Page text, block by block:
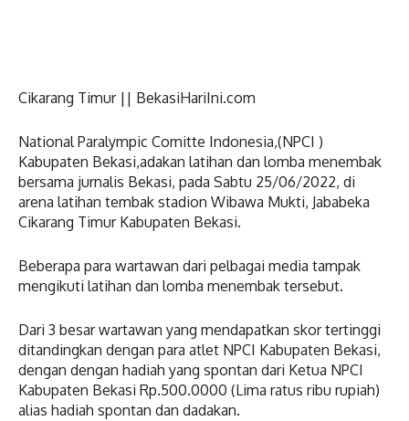
Cikarang Timur || BekasiHariIni.com
National Paralympic Comitte Indonesia,(NPCI )
Kabupaten Bekasi,adakan latihan dan lomba menembak
bersama jurnalis Bekasi, pada Sabtu 25/06/2022, di
arena latihan tembak stadion Wibawa Mukti, Jababeka
Cikarang Timur Kabupaten Bekasi.
Beberapa para wartawan dari pelbagai media tampak
mengikuti latihan dan lomba menembak tersebut.
Dari 3 besar wartawan yang mendapatkan skor tertinggi
ditandingkan dengan para atlet NPCI Kabupaten Bekasi,
dengan dengan hadiah yang spontan dari Ketua NPCI
Kabupaten Bekasi Rp.500.0000 (Lima ratus ribu rupiah)
alias hadiah spontan dan dadakan.